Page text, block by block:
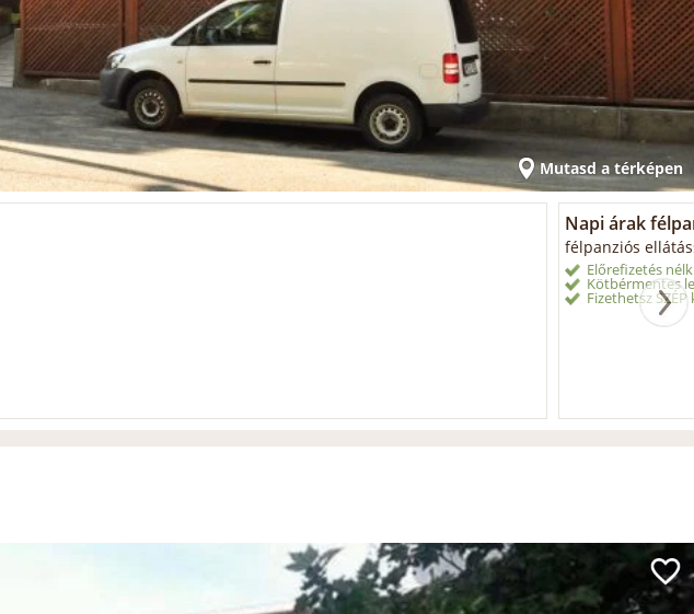
Mutasd a térképen
Napi árak
félpanziós
Előrefizetés
Kötbérmentes
Fizethetsz